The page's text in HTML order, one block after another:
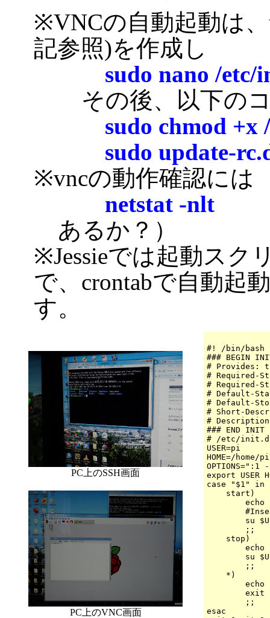
※VNCの自動起動は
記参照)を作成し
sudo nano /
その後、以下の
sudo chmod
sudo update-
※vncの動作確認には
netstat -nlt
あるか？）
※Jessieでは起動スク
で、crontabで自動起
す。
PC上のSSH画面
PC上のVNC画面
#! /bin/bash
### BEGIN
# Provides:
# Required-
# Required-
# Default-
# Default-
# Short-
#
### END INIT
# /etc/
USER=pi
HOME=/home/pi
OPTIONS=":1
export USER
case "$1" in
    start)
echo
su
        ;;
    stop)
echo
su
        ;;
    *)
echo
exit
        ;;
esac